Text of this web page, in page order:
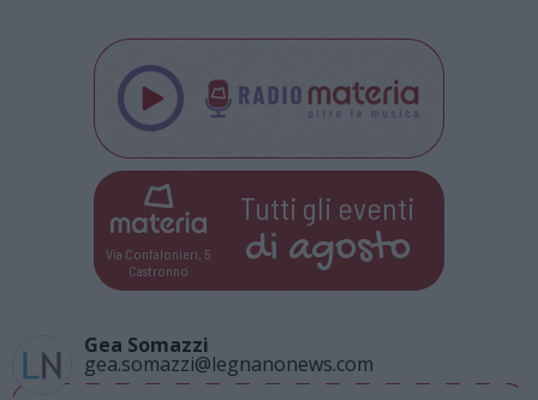
Via Confalonieri, 5
Castronno
Tutti gli eventi
di agosto
Gea Somazzi
gea.somazzi@legnanonews.com